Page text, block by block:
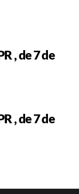
, de 7 de
, de 7 de